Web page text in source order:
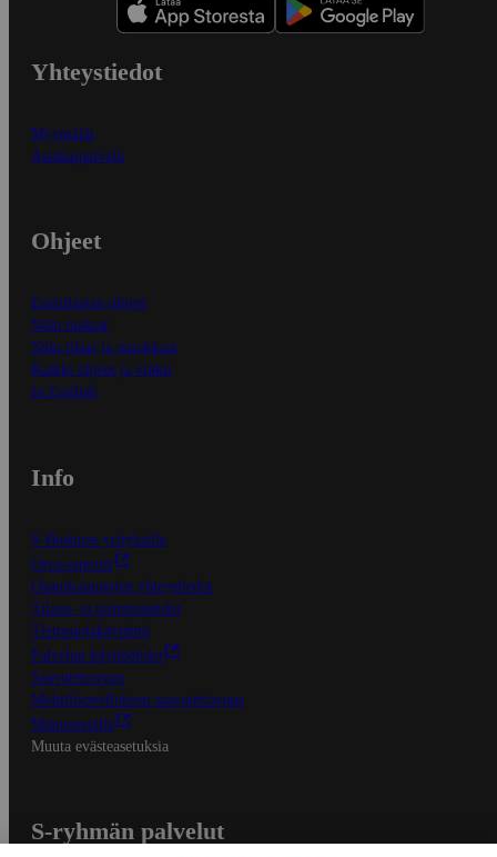
Yhteystiedot
Myymälät
Asiakaspalvelu
Ohjeet
Ensitilaajan ohjeet
Näin maksat
Näin tilaat ja muokkaat
Kaikki ohjeet ja vinkit
In English
Info
S-Business yrityksille
Oiva-raportit
Osuuskauppojen yhteystiedot
Tilaus- ja toimitusehdot
Tietosuojakäytäntö
Palvelun käyttöehdot
Saavutettavuus
Mobiilisovelluksen saavutettavuus
Mainostajalle
Muuta evästeasetuksia
S-ryhmän palvelut